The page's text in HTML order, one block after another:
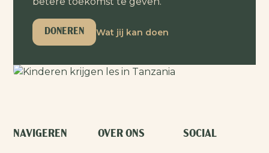
DONEREN Wat jij kan doen
NAVIGEREN OVER ONS SOCIAL